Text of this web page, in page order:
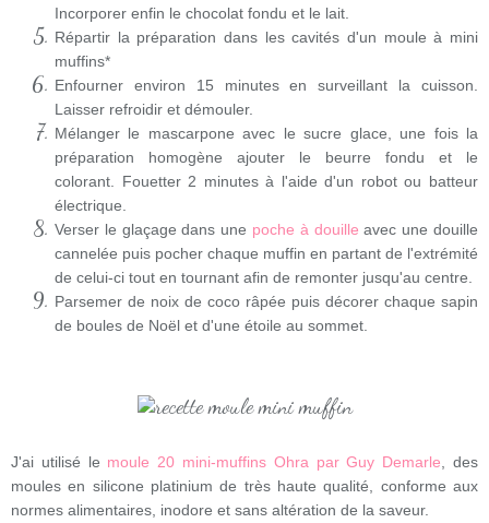
Incorporer enfin le chocolat fondu et le lait.
Répartir la préparation dans les cavités d'un moule à mini
muffins*
Enfourner environ 15 minutes en surveillant la cuisson.
Laisser refroidir et démouler.
Mélanger le mascarpone avec le sucre glace, une fois la
préparation homogène ajouter le beurre fondu et le
colorant. Fouetter 2 minutes à l'aide d'un robot ou batteur
électrique.
Verser le glaçage dans une poche à douille avec une douille
cannelée puis pocher chaque muffin en partant de l'extrémité
de celui-ci tout en tournant afin de remonter jusqu'au centre.
Parsemer de noix de coco râpée puis décorer chaque sapin
de boules de Noël et d'une étoile au sommet.
J'ai utilisé le moule 20 mini-muffins Ohra par Guy Demarle , des
moules en silicone platinium de très haute qualité, conforme aux
normes alimentaires, inodore et sans altération de la saveur.